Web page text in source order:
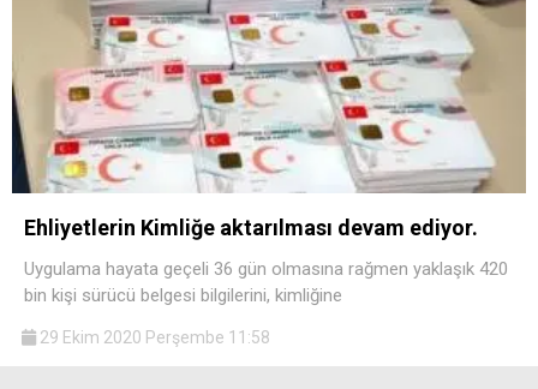
Ehliyetlerin Kimliğe aktarılması devam ediyor.
Uygulama hayata geçeli 36 gün olmasına rağmen yaklaşık 420
bin kişi sürücü belgesi bilgilerini, kimliğine
29 Ekim 2020 Perşembe 11:58